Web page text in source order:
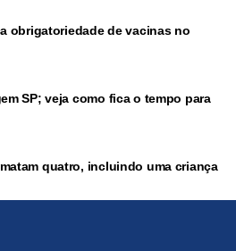
obrigatoriedade de vacinas no
SP; veja como fica o tempo para
quatro, incluindo uma criança